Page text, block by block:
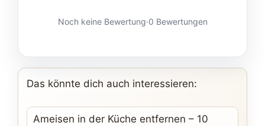
Noch keine Bewertung·0 Bewertungen
Das könnte dich auch interessieren:
Ameisen in der Küche entfernen – 10